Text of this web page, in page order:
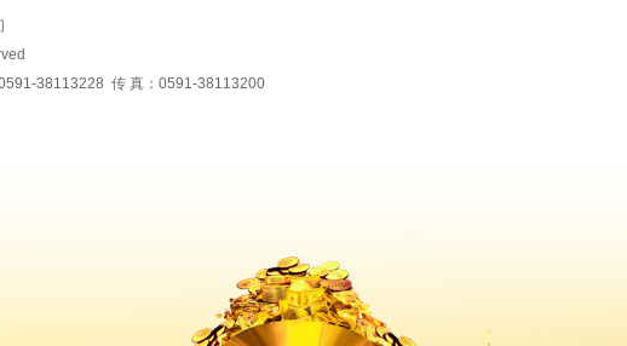
38113228 传 真：0591-38113200